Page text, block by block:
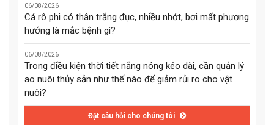
06/08/2026
Cá rô phi có thân trắng đục, nhiều nhớt, bơi mất phương
hướng là mắc bệnh gì?
06/08/2026
Trong điều kiện thời tiết nắng nóng kéo dài, cần quản lý
ao nuôi thủy sản như thế nào để giảm rủi ro cho vật
nuôi?
Đặt câu hỏi cho chúng tôi